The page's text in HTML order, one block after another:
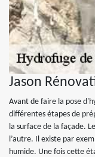
Jason
Avant de faire la pose
différentes étapes de
la surface de la façade.
l’autre. Il existe par
humide. Une fois cette